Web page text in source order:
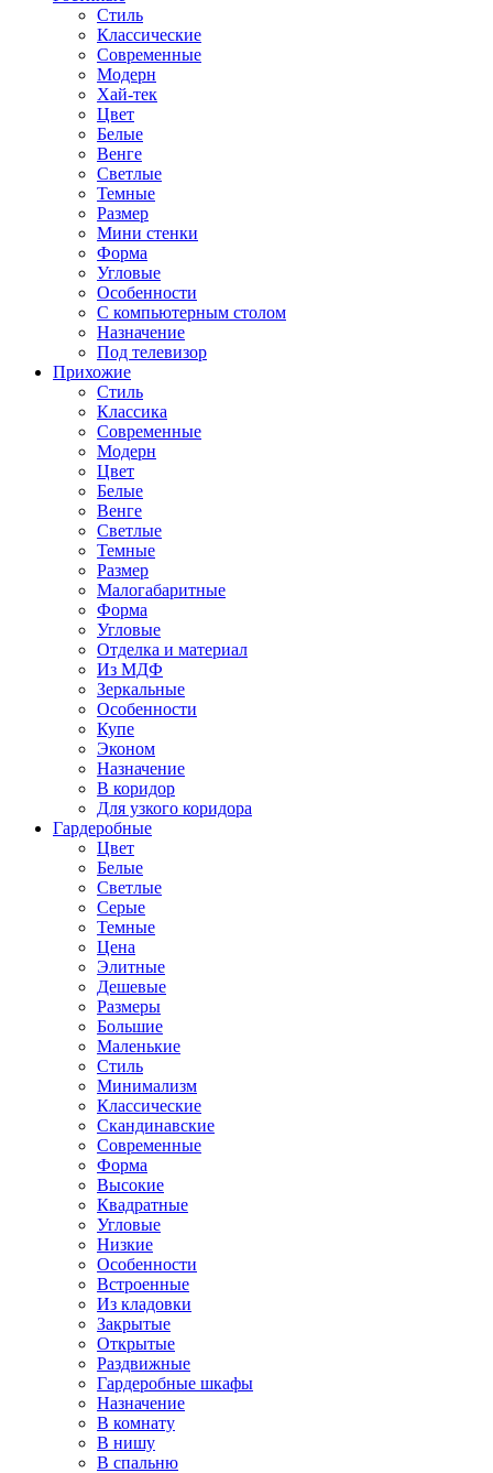
Стиль
Классические
Современные
Модерн
Хай-тек
Цвет
Белые
Венге
Светлые
Темные
Размер
Мини стенки
Форма
Угловые
Особенности
С компьютерным столом
Назначение
Под телевизор
Прихожие
Стиль
Классика
Современные
Модерн
Цвет
Белые
Венге
Светлые
Темные
Размер
Малогабаритные
Форма
Угловые
Отделка и материал
Из МДФ
Зеркальные
Особенности
Купе
Эконом
Назначение
В коридор
Для узкого коридора
Гардеробные
Цвет
Белые
Светлые
Серые
Темные
Цена
Элитные
Дешевые
Размеры
Большие
Маленькие
Стиль
Минимализм
Классические
Скандинавские
Современные
Форма
Высокие
Квадратные
Угловые
Низкие
Особенности
Встроенные
Из кладовки
Закрытые
Открытые
Раздвижные
Гардеробные шкафы
Назначение
В комнату
В нишу
В спальню